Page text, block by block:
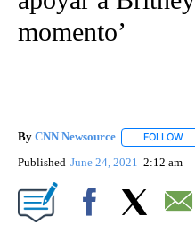
momento’
By CNN Newsource FOLLOW
Published June 24, 2021 2:12 am